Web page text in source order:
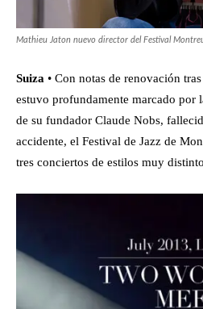
Mathieu Jaton nuevo director del Festival
Suiza • Con notas de renovación
estuvo profundamente marcado por
de su fundador Claude Nobs,
accidente, el Festival de Jazz de
tres conciertos de estilos muy